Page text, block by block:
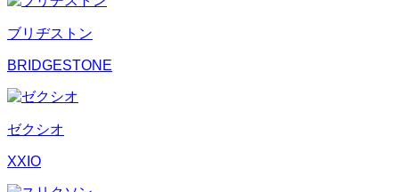
ブリヂストン
BRIDGESTONE
ゼクシオ
XXIO